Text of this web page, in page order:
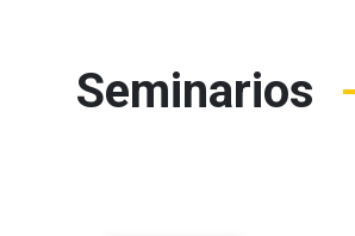
Seminarios